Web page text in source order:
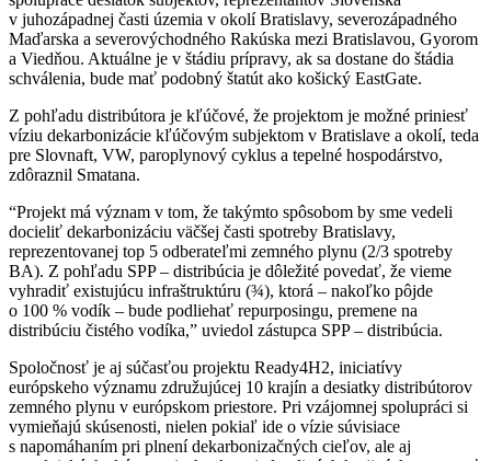
v juhozápadnej časti územia v okolí Bratislavy, severozápadného
Maďarska a severovýchodného Rakúska mezi Bratislavou, Gyorom
a Viedňou. Aktuálne je v štádiu prípravy, ak sa dostane do štádia
schválenia, bude mať podobný štatút ako košický EastGate.
Z pohľadu distribútora je kľúčové, že projektom je možné priniesť
víziu dekarbonizácie kľúčovým subjektom v Bratislave a okolí, teda
pre Slovnaft, VW, paroplynový cyklus a tepelné hospodárstvo,
zdôraznil Smatana.
“Projekt má význam v tom, že takýmto spôsobom by sme vedeli
docieliť dekarbonizáciu väčšej časti spotreby Bratislavy,
reprezentovanej top 5 odberateľmi zemného plynu (2/3 spotreby
BA). Z pohľadu SPP – distribúcia je dôležité povedať, že vieme
vyhradiť existujúcu infraštruktúru (¾), ktorá – nakoľko pôjde
o 100 % vodík – bude podliehať repurposingu, premene na
distribúciu čistého vodíka,” uviedol zástupca SPP – distribúcia.
Spoločnosť je aj súčasťou projektu Ready4H2, iniciatívy
európskeho významu združujúcej 10 krajín a desiatky distribútorov
zemného plynu v európskom priestore. Pri vzájomnej spolupráci si
vymieňajú skúsenosti, nielen pokiaľ ide o vízie súvisiace
s napomáhaním pri plnení dekarbonizačných cieľov, ale aj